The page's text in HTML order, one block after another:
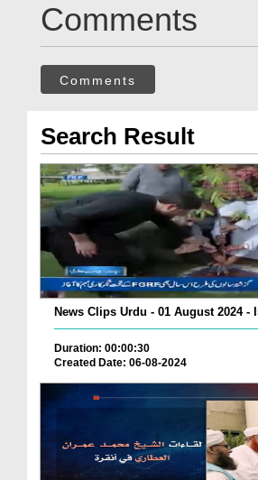
Comments
Comments
Search Result
News Clips Urdu - 01 August 2024 -
Duration: 00:00:30
Created Date: 06-08-2024